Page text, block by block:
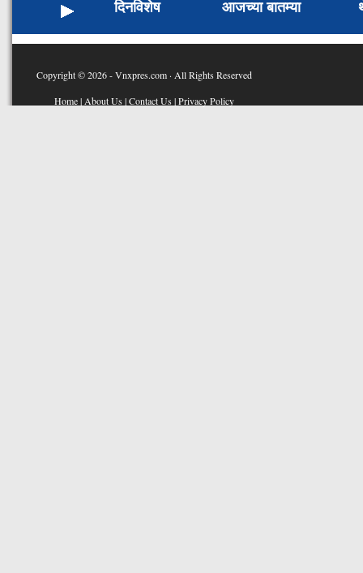
दिनविशेष आजच्या बातम्या
Copyright © 2026 - Vnxpres.com · All Rights Reserved
Home| About Us |Contact Us |Privacy Policy